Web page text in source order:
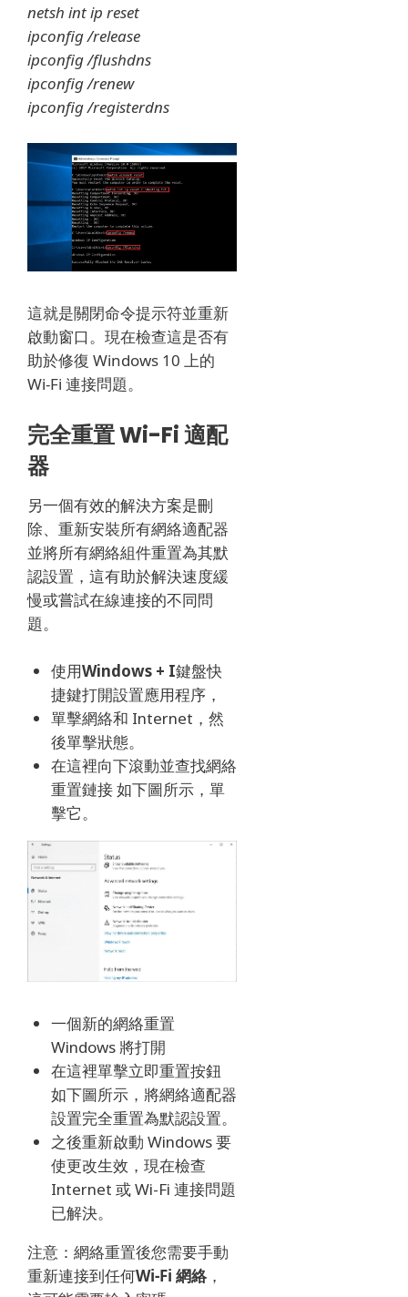
netsh int ip reset
ipconfig /release
ipconfig /flushdns
ipconfig /renew
ipconfig /registerdns
這就是關閉命令提示符並重新
啟動窗口。 現在檢查這是否有
助於修復 Windows 10 上的
Wi-Fi 連接問題。
完全重置 Wi-Fi 適配
器
另一個有效的解決方案是刪
除、重新安裝所有網絡適配器
並將所有網絡組件重置為其默
認設置，這有助於解決速度緩
慢或嘗試在線連接的不同問
題。
使用Windows + I鍵盤快
捷鍵打開設置應用程序 ，
單擊網絡和 Internet，然
後單擊狀態。
在這裡向下滾動並查找網絡
重置鏈接 如下圖所示，單
擊它。
一個新的網絡重置
Windows 將打開
在這裡單擊立即重置按鈕
如下圖所示，將網絡適配器
設置完全重置為默認設置。
之後重新啟動 Windows 要
使更改生效，現在檢查
Internet 或 Wi-Fi 連接問題
已解決。
注意：網絡重置後您需要手動
重新連接到任何Wi-Fi 網絡，